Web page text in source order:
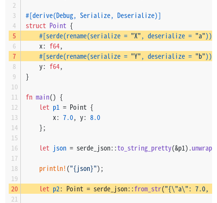
#[derive(Debug, Serialize, Deserialize)]
struct Point {
#[serde(rename(serialize = "X", deserialize = "a"))]
    x:
f64,
#[serde(rename(serialize = "Y", deserialize = "b"))]
    y:
f64,
}
fn main() {
let p1 = Point {
        x:
7.0, y: 8.0
    };
let json = serde_json::to_string_pretty(&p1).unwrap
println! ("{json}");
let p2: Point = serde_json::from_str("{\"a\": 7.0,